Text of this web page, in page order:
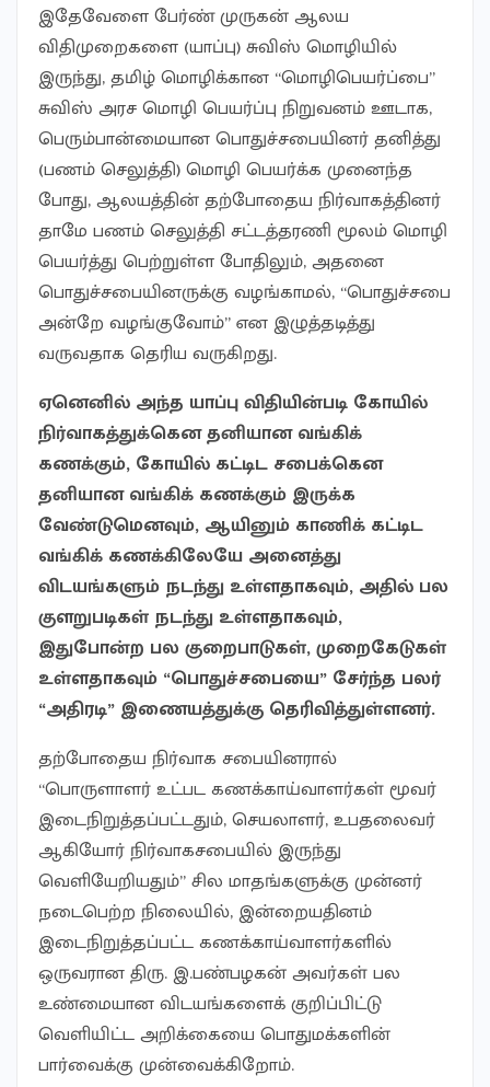
இதேவேளை பேர்ண் முருகன் ஆலய
விதிமுறைகளை (யாப்பு) சுவிஸ் மொழியில்
இருந்து, தமிழ் மொழிக்கான “மொழிபெயர்ப்பை”
சுவிஸ் அரச மொழி பெயர்ப்பு நிறுவனம் ஊடாக,
பெரும்பான்மையான பொதுச்சபையினர் தனித்து
(பணம் செலுத்தி) மொழி பெயர்க்க முனைந்த
போது, ஆலயத்தின் தற்போதைய நிர்வாகத்தினர்
தாமே பணம் செலுத்தி சட்டத்தரணி மூலம் மொழி
பெயர்த்து பெற்றுள்ள போதிலும், அதனை
பொதுச்சபையினருக்கு வழங்காமல், “பொதுச்சபை
அன்றே வழங்குவோம்” என இழுத்தடித்து
வருவதாக தெரிய வருகிறது.
ஏனெனில் அந்த யாப்பு விதியின்படி கோயில்
நிர்வாகத்துக்கென தனியான வங்கிக்
கணக்கும், கோயில் கட்டிட சபைக்கென
தனியான வங்கிக் கணக்கும் இருக்க
வேண்டுமெனவும், ஆயினும் காணிக் கட்டிட
வங்கிக் கணக்கிலேயே அனைத்து
விடயங்களும் நடந்து உள்ளதாகவும், அதில் பல
குளறுபடிகள் நடந்து உள்ளதாகவும்,
இதுபோன்ற பல குறைபாடுகள், முறைகேடுகள்
உள்ளதாகவும் “பொதுச்சபையை” சேர்ந்த பலர்
“அதிரடி” இணையத்துக்கு தெரிவித்துள்ளனர்.
தற்போதைய நிர்வாக சபையினரால்
“பொருளாளர் உட்பட கணக்காய்வாளர்கள் மூவர்
இடைநிறுத்தப்பட்டதும், செயலாளர், உபதலைவர்
ஆகியோர் நிர்வாகசபையில் இருந்து
வெளியேறியதும்” சில மாதங்களுக்கு முன்னர்
நடைபெற்ற நிலையில், இன்றையதினம்
இடைநிறுத்தப்பட்ட கணக்காய்வாளர்களில்
ஒருவரான திரு. இ.பண்பழகன் அவர்கள் பல
உண்மையான விடயங்களைக் குறிப்பிட்டு
வெளியிட்ட அறிக்கையை பொதுமக்களின்
பார்வைக்கு முன்வைக்கிறோம்.